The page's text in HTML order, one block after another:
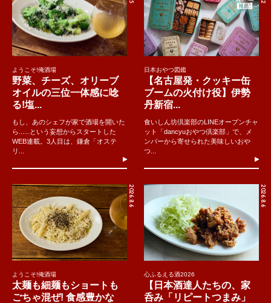
ようこそ!俺酒場
野菜、チーズ、オリーブ
オイルの三位一体感に唸
る!塩...
もし、あのシェフが家で酒場を開いた
ら......という妄想からスタートした
WEB連載。3人目は、鎌倉「オステ
リ...
日本おやつ図鑑
【名古屋発・クッキー缶
ブームの火付け役】伊勢
丹新宿...
食いしん坊倶楽部のLINEオープンチャ
ット「dancyuおやつ倶楽部」で、メ
ンバーから寄せられた美味しいおや
つ...
2026.8.6
ようこそ!俺酒場
太麺も細麺もショートも
ごちゃ混ぜ! 食感豊かな
2026.8.6
心ふるえる酒2026
【日本酒達人たちの、家
呑み「リピートつまみ」